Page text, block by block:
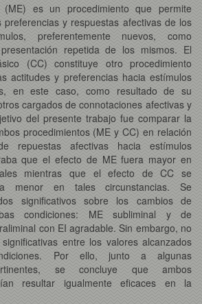
es un procedimiento que permite
y respuestas afectivas de los
preferentemente nuevos, como
repetida de los mismos. El
(CC) constituye otro procedimiento
actitudes y preferencias hacia estímulos
en este caso, como resultado de su
cargados de connotaciones afectivas y
del presente trabajo fue comparar la
procedimientos (ME y CC) en relación
repuestas afectivas hacia estímulos
que el efecto de ME fuera mayor en
mientras que el efecto de CC se
menor en tales circunstancias. Se
significativos sobre los cambios de
condiciones: ME subliminal y de
con EI agradable. Sin embargo, no
entre los valores alcanzados
Por ello, junto a algunas
se concluye que ambos
resultar igualmente eficaces en la